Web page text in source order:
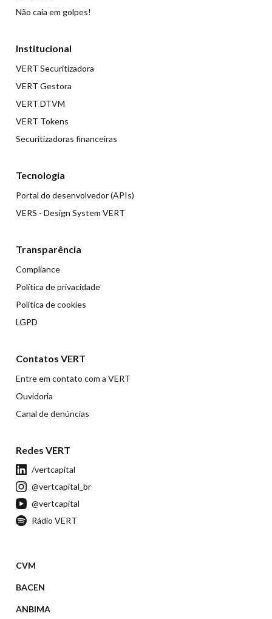
Não caia em golpes!
Institucional
VERT Securitizadora
VERT Gestora
VERT DTVM
VERT Tokens
Securitizadoras financeiras
Tecnologia
Portal do desenvolvedor (APIs)
VERS - Design System VERT
Transparência
Compliance
Política de privacidade
Política de cookies
LGPD
Contatos VERT
Entre em contato com a VERT
Ouvidoria
Canal de denúncias
Redes VERT
/vertcapital
@vertcapital_br
@vertcapital
Rádio VERT
CVM
BACEN
ANBIMA